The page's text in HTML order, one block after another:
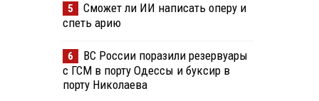
5
Сможет ли ИИ написать оперу и
спеть арию
6
ВС России поразили резервуары
с ГСМ в порту Одессы и буксир в
порту Николаева